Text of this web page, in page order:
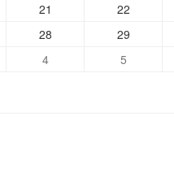
21 22
28 29
4 5